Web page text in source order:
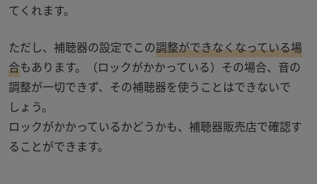
てくれます。
ただし、補聴器の設定でこの調整ができなくなっている場
合もあります。（ロックがかかっている）その場合、音の
調整が一切できず、その補聴器を使うことはできないで
しょう。
ロックがかかっているかどうかも、補聴器販売店で確認す
ることができます。